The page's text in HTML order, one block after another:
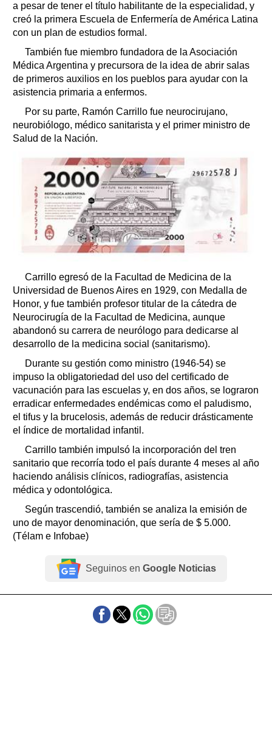
a pesar de tener el título habilitante de la especialidad, y
creó la primera Escuela de Enfermería de América Latina
con un plan de estudios formal.
También fue miembro fundadora de la Asociación
Médica Argentina y precursora de la idea de abrir salas
de primeros auxilios en los pueblos para ayudar con la
asistencia primaria a enfermos.
Por su parte, Ramón Carrillo fue neurocirujano,
neurobiólogo, médico sanitarista y el primer ministro de
Salud de la Nación.
Carrillo egresó de la Facultad de Medicina de la
Universidad de Buenos Aires en 1929, con Medalla de
Honor, y fue también profesor titular de la cátedra de
Neurocirugía de la Facultad de Medicina, aunque
abandonó su carrera de neurólogo para dedicarse al
desarrollo de la medicina social (sanitarismo).
Durante su gestión como ministro (1946-54) se
impuso la obligatoriedad del uso del certificado de
vacunación para las escuelas y, en dos años, se lograron
erradicar enfermedades endémicas como el paludismo,
el tifus y la brucelosis, además de reducir drásticamente
el índice de mortalidad infantil.
Carrillo también impulsó la incorporación del tren
sanitario que recorría todo el país durante 4 meses al año
haciendo análisis clínicos, radiografías, asistencia
médica y odontológica.
Según trascendió, también se analiza la emisión de
uno de mayor denominación, que sería de $ 5.000.
(Télam e Infobae)
Seguinos en Google Noticias